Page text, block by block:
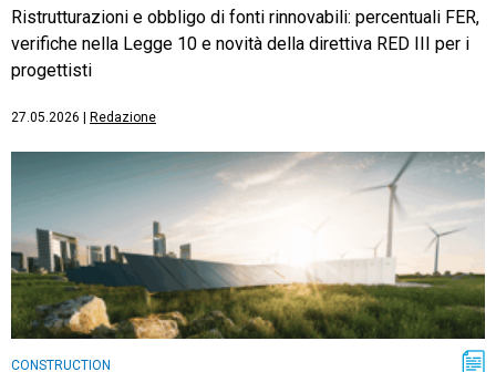
Ristrutturazioni e obbligo di fonti rinnovabili: percentuali FER,
verifiche nella Legge 10 e novità della direttiva RED III per i
progettisti
27.05.2026 Redazione
CONSTRUCTION